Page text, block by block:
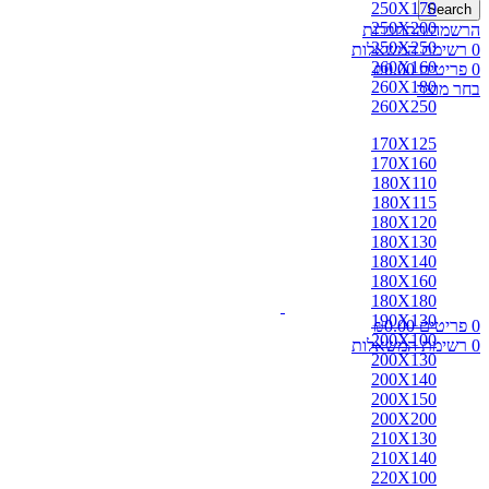
Search
הרשמה/התחברות
0 רשימת המשאלות
0 פריטים ₪0.00
בחר מוצר
0 פריטים ₪0.00
0 רשימת המשאלות
250X170
250X200
250X250
260X160
260X180
260X250
170X125
170X160
180X110
180X115
180X120
180X130
180X140
180X160
180X180
190X130
200X100
200X130
200X140
200X150
200X200
210X130
210X140
220X100